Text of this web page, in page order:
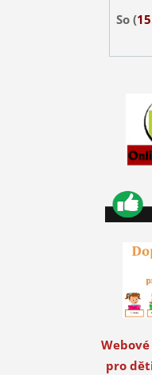
So (
pro